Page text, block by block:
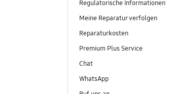
Regulatorische Informationen
Meine Reparatur verfolgen
Reparaturkosten
Premium Plus Service
Chat
WhatsApp